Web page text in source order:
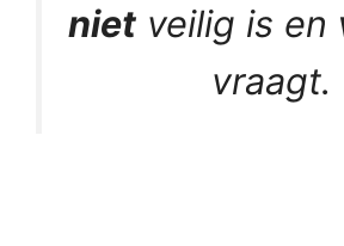
nietveilig is en
vraagt.